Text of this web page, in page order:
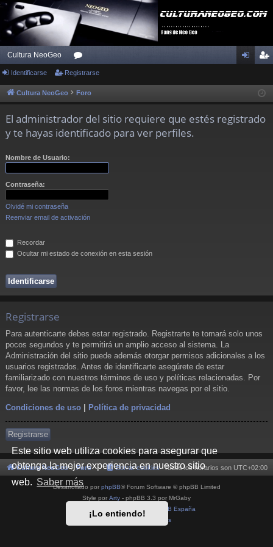
Este sitio web utiliza cookies para asegurar que
obtenga la mejor experiencia en nuestro sitio
web. Saber más
¡Lo entiendo!
Cultura NeoGeo
or
os ist
Identificarse Registrarse
Cultura NeoGeo Foro
El administrador del sitio requiere que estés registrado
y te hayas identificado para ver perfiles.
Nombre de Usuario:
Contraseña:
Olvidé mi contraseña
Reenviar email de activación
Recordar
Ocultar mi estado de conexión en esta sesión
Registrarse
Para autenticarte debes estar registrado. Registrarte te tomará solo unos
pocos segundos y te permitirá un amplio acceso al sistema. La
Administración del sitio puede además otorgar permisos adicionales a los
usuarios registrados. Antes de identificarte asegúrete de estar
familiarizado con nuestros términos de uso y políticas relacionadas. Por
favor, lee las normas de los foros mientras navegas por el sitio.
Condiciones de uso Política de privacidad
Registrarse
Cultura NeoGeo Foro Todos los horarios son UTC+02:00
Borrar cookies
Desarrollado por phpBB® Forum Software © phpBB Limited
Style por Arty - phpBB 3.3 por MrGaby
phpBB España
Condiciones